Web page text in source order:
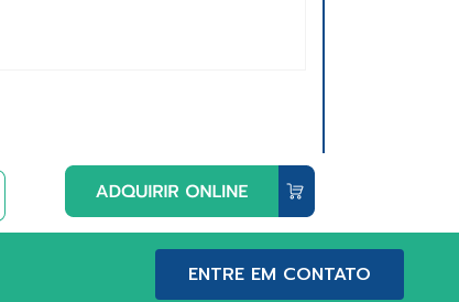
ENTRE EM CONTATO